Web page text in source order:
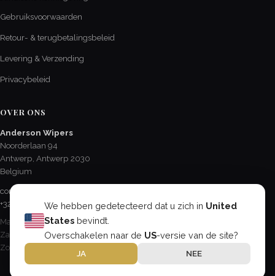
We hebben gedetecteerd dat u zich in United
States bevindt.
Overschakelen naar de US-versie van de site?
JA NEE
Gebruiksvoorwaarden
Retour- & terugbetalingsbeleid
Levering & Verzending
Privacybeleid
OVER ONS
Anderson Wipers
Noorderlaan 94
Antwerp, Antwerp 2030
Belgium
contact@AndersonChevroletCA.com
+32 3 237 48 61
Ma - Vr / 8:15 - 17:00
Za / 8:30 - 12:30
Zo & feestdagen / Gesloten